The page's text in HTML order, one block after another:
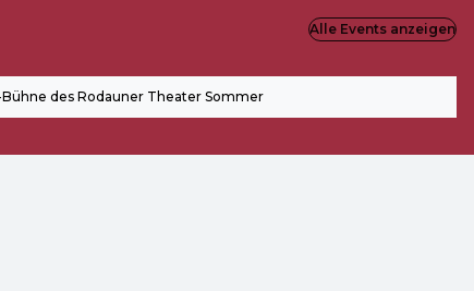
des Rodauner Theater Sommer
Alle Events anzeigen